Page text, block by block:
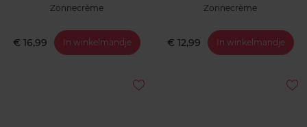
Zonnecrème
€ 16,99 In winkelmandje
Zonnecrème
€ 12,99 In winkelmandje